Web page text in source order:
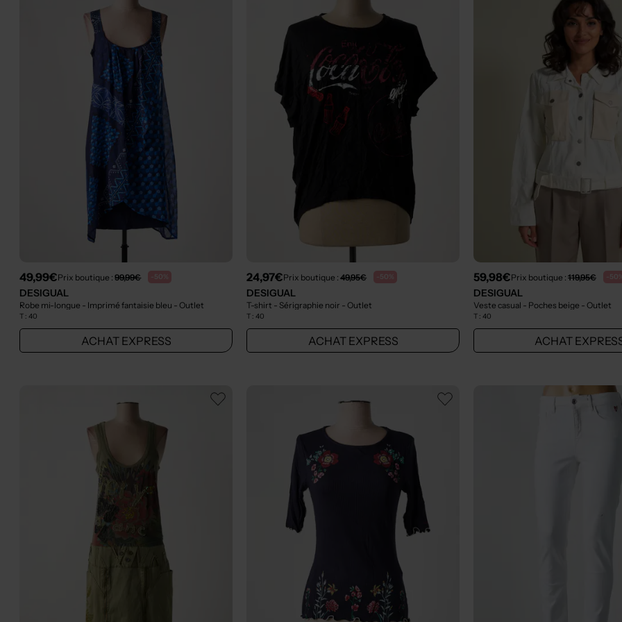
49,99€Prix boutique :99,99€ -50%
DESIGUAL
Robe mi-longue - Imprimé fantaisie bleu - Outlet
T :40
ACHAT EXPRESS
24,97€Prix boutique :49,95€ -50%
DESIGUAL
T-shirt - Sérigraphie noir - Outlet
T :40
ACHAT EXPRESS
59,98€Prix boutique : 119,95€ -
DESIGUAL
Veste casual - Poches beige - Outlet
T : 40
ACHAT